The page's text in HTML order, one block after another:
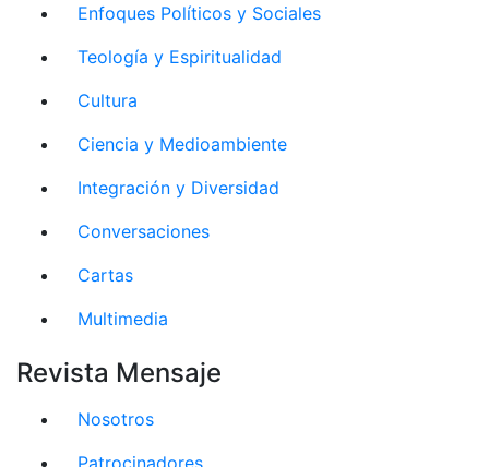
Enfoques Políticos y Sociales
Teología y Espiritualidad
Cultura
Ciencia y Medioambiente
Integración y Diversidad
Conversaciones
Cartas
Multimedia
Revista Mensaje
Nosotros
Patrocinadores